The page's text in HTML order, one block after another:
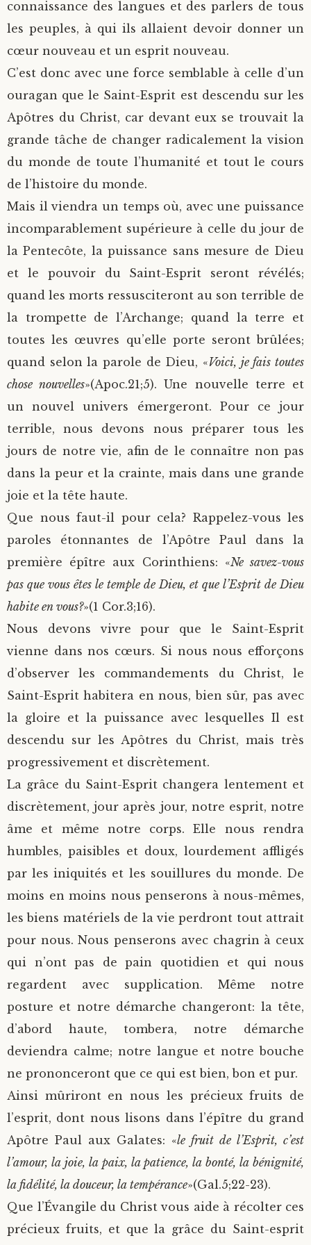
connaissance des langues et des parlers de tous
les peuples, à qui ils allaient devoir donner un
cœur nouveau et un esprit nouveau.
C’est donc avec une force semblable à celle d’un
ouragan que le Saint-Esprit est descendu sur les
Apôtres du Christ, car devant eux se trouvait la
grande tâche de changer radicalement la vision
du monde de toute l’humanité et tout le cours
de l’histoire du monde.
Mais il viendra un temps où, avec une puissance
incomparablement supérieure à celle du jour de
la Pentecôte, la puissance sans mesure de Dieu
et le pouvoir du Saint-Esprit seront révélés;
quand les morts ressusciteront au son terrible de
la trompette de l’Archange; quand la terre et
toutes les œuvres qu’elle porte seront brûlées;
quand selon la parole de Dieu, «Voici, je fais toutes
chose nouvelles»(Apoc.21;5). Une nouvelle terre et
un nouvel univers émergeront. Pour ce jour
terrible, nous devons nous préparer tous les
jours de notre vie, afin de le connaître non pas
dans la peur et la crainte, mais dans une grande
joie et la tête haute.
Que nous faut-il pour cela? Rappelez-vous les
paroles étonnantes de l’Apôtre Paul dans la
première épître aux Corinthiens: «Ne savez-vous
pas que vous êtes le temple de Dieu, et que l’Esprit de Dieu
habite en vous?»(1 Cor.3;16).
Nous devons vivre pour que le Saint-Esprit
vienne dans nos cœurs. Si nous nous efforçons
d’observer les commandements du Christ, le
Saint-Esprit habitera en nous, bien sûr, pas avec
la gloire et la puissance avec lesquelles Il est
descendu sur les Apôtres du Christ, mais très
progressivement et discrètement.
La grâce du Saint-Esprit changera lentement et
discrètement, jour après jour, notre esprit, notre
âme et même notre corps. Elle nous rendra
humbles, paisibles et doux, lourdement affligés
par les iniquités et les souillures du monde. De
moins en moins nous penserons à nous-mêmes,
les biens matériels de la vie perdront tout attrait
pour nous. Nous penserons avec chagrin à ceux
qui n’ont pas de pain quotidien et qui nous
regardent avec supplication. Même notre
posture et notre démarche changeront: la tête,
d’abord haute, tombera, notre démarche
deviendra calme; notre langue et notre bouche
ne prononceront que ce qui est bien, bon et pur.
Ainsi mûriront en nous les précieux fruits de
l’esprit, dont nous lisons dans l’épître du grand
Apôtre Paul aux Galates: «le fruit de l’Esprit, c’est
l’amour, la joie, la paix, la patience, la bonté, la bénignité,
la fidélité, la douceur, la tempérance»(Gal.5;22-23).
Que l’Évangile du Christ vous aide à récolter ces
précieux fruits, et que la grâce du Saint-esprit